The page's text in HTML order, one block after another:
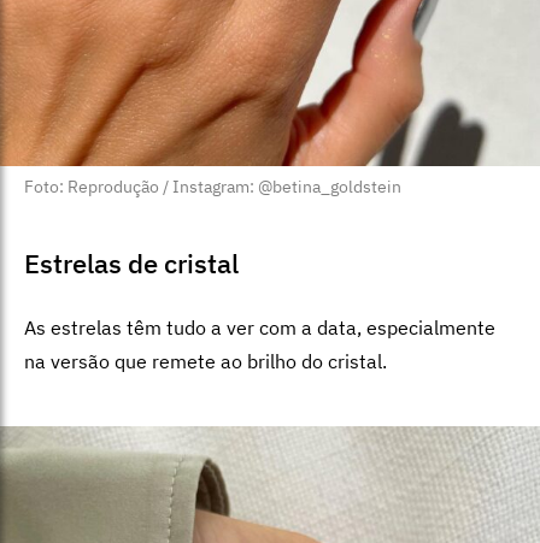
Foto: Reprodução / Instagram: @betina_goldstein
Estrelas de cristal
As estrelas têm tudo a ver com a data, especialmente
na versão que remete ao brilho do cristal.